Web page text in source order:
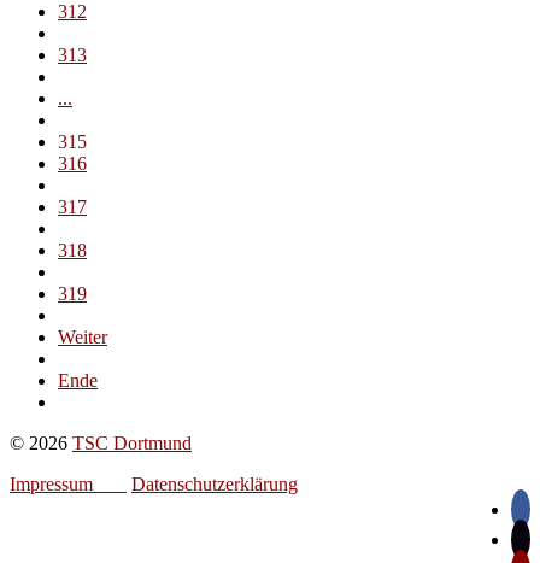
312
313
...
315
316
317
318
319
Weiter
Ende
© 2026 TSC Dortmund
Impressum
Datenschutzerklärung